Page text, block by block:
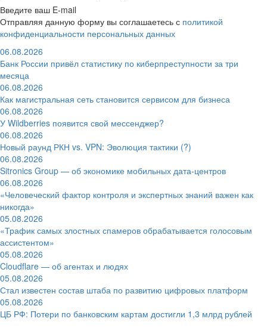
Введите ваш E-mail
Отправляя данную форму вы соглашаетесь с политикой
конфиденциальности персональных данных
06.08.2026
Банк России привёл статистику по киберпреступности за три
месяца
06.08.2026
Как магистральная сеть становится сервисом для бизнеса
06.08.2026
У Wildberries появится свой мессенджер?
06.08.2026
Новый раунд РКН vs. VPN: Эволюция тактики (?)
06.08.2026
Sitronics Group — об экономике мобильных дата-центров
06.08.2026
«Человеческий фактор контроля и экспертных знаний важен как
никогда»
05.08.2026
«Трафик самых злостных спамеров обрабатывается голосовым
ассистентом»
05.08.2026
Cloudflare — об агентах и людях
05.08.2026
Стал известен состав штаба по развитию цифровых платформ
05.08.2026
ЦБ РФ: Потери по банковским картам достигли 1,3 млрд рублей